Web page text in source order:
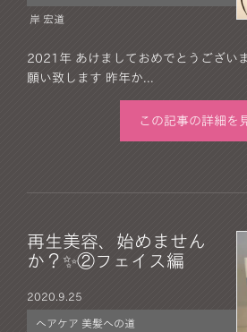
岸 宏道
2021年 あけましておめでとうござい
願い致します 昨年か...
この記事の詳細を
再生美容、始めません
か？✨②フェイス編
2020. 9.25
ヘアケア 美髪への道